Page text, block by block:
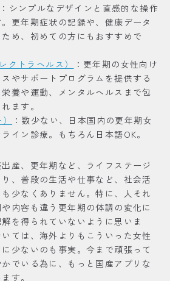
シンプルなデザインと直感的な操作
更年期症状の記録や、健康データ
め、初めての方にもおすすめで
トラヘルス）
：更年期の女性向け
やサポートプログラムを提供する
養や運動、メンタルヘルスまで包
ます。
：数少ない、日本国内の更年期女
イン診療。もちろん日本語OK。
産、更年期など、ライフステージ
、普段の生活や仕事など、社会活
少なくありません。特に、人それ
内容も違う更年期の体調の変化に
を得られていないように思いま
ては、海外よりもこういった女性
少ないのも事実。今まで頑張って
でいる為に、もっと国産アプリな
す。